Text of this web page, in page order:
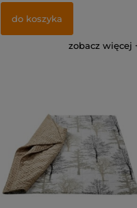
do koszyka
zobacz więcej